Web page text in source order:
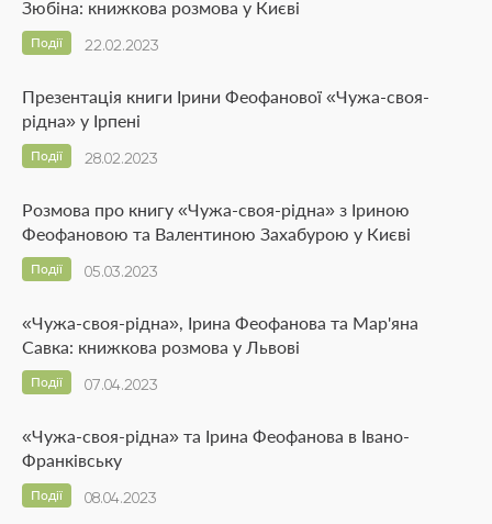
Зюбіна: книжкова розмова у Києві
22.02.2023
Події
Презентація книги Ірини Феофанової «Чужа-своя-
рідна» у Ірпені
28.02.2023
Події
Розмова про книгу «Чужа-своя-рідна» з Іриною
Феофановою та Валентиною Захабурою у Києві
05.03.2023
Події
«Чужа-своя-рідна», Ірина Феофанова та Мар'яна
Савка: книжкова розмова у Львові
07.04.2023
Події
«Чужа-своя-рідна» та Ірина Феофанова в Івано-
Франківську
08.04.2023
Події